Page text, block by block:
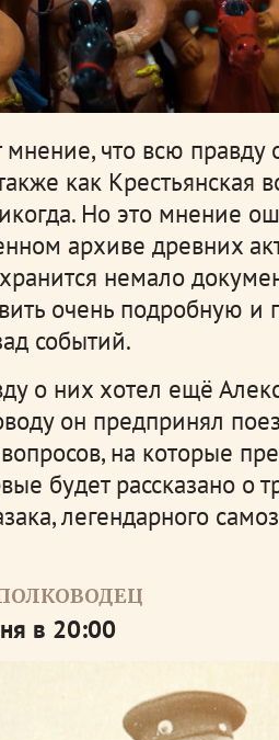
мнение, что всю правду
как Крестьянская
Но это мнение
архиве древних
немало
очень подробную
событий.
о них хотел ещё
он предпринял
на которые
будет рассказано о
легендарного
в 20:00